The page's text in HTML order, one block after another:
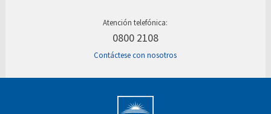
Atención telefónica:
0800 2108
Contáctese con nosotros